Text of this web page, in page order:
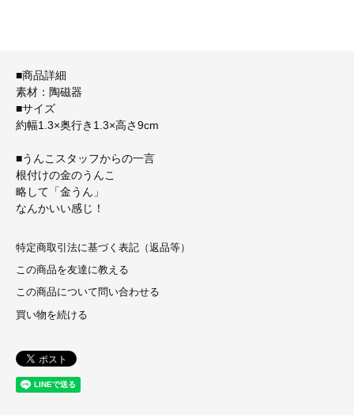
■商品詳細
素材：陶磁器
■サイズ
約幅1.3×奥行き1.3×高さ9cm
■うんこスタッフからの一言
根付けの金のうんこ
略して「金うん」
なんかいい感じ！
特定商取引法に基づく表記（返品等）
この商品を友達に教える
この商品について問い合わせる
買い物を続ける